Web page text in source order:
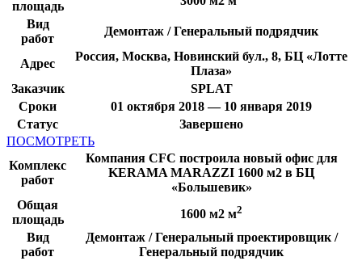
площадь
Вид
работ
Демонтаж / Генеральный подрядчик
Адрес
Россия, Москва, Новинский бул., 8, БЦ «Лотте
Плаза»
Заказчик
SPLAT
Сроки
01 октября 2018 — 10 января 2019
Статус
Завершено
ПОСМОТРЕТЬ
Комплекс
работ
Компания CFC построила новый офис для
KERAMA MARAZZI 1600 м2 в БЦ
«Большевик»
Общая
площадь
1600 м2 м2
Вид
работ
Демонтаж / Генеральный проектировщик /
Генеральный подрядчик